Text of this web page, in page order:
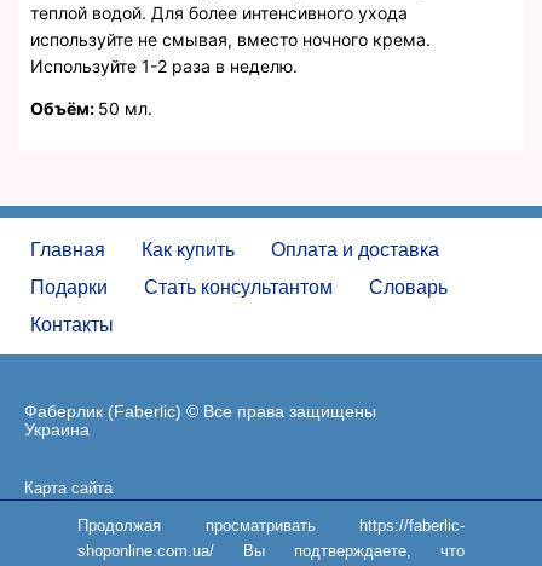
теплой водой. Для более интенсивного ухода
используйте не смывая, вместо ночного крема.
Используйте 1-2 раза в неделю.
Объём: 50 мл.
Главная Как купить
Оплата и доставка
Подарки
Стать консультантом
Словарь
Контакты
Фаберлик (Faberlic) © Все права защищены
Украина
Карта сайта
Продолжая просматривать https://faberlic-
shoponline.com.ua/ Вы подтверждаете, что